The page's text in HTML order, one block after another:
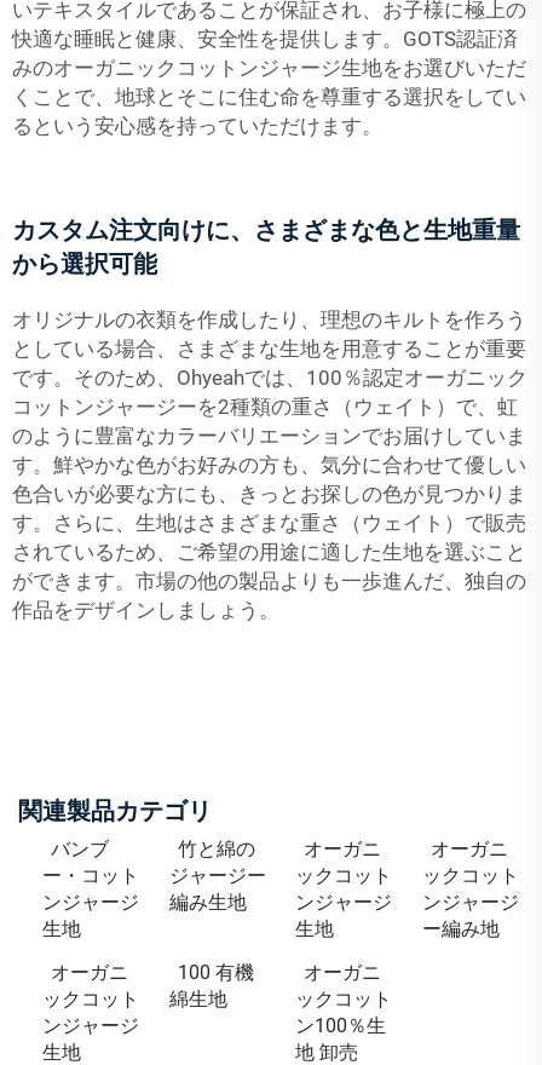
いテキスタイルであることが保証され、お子様に極上の
快適な睡眠と健康、安全性を提供します。GOTS認証済
みのオーガニックコットンジャージ生地をお選びいただ
くことで、地球とそこに住む命を尊重する選択をしてい
るという安心感を持っていただけます。
カスタム注文向けに、さまざまな色と生地重量
から選択可能
オリジナルの衣類を作成したり、理想のキルトを作ろう
としている場合、さまざまな生地を用意することが重要
です。そのため、Ohyeahでは、100％認定オーガニック
コットンジャージーを2種類の重さ（ウェイト）で、虹
のように豊富なカラーバリエーションでお届けしていま
す。鮮やかな色がお好みの方も、気分に合わせて優しい
色合いが必要な方にも、きっとお探しの色が見つかりま
す。さらに、生地はさまざまな重さ（ウェイト）で販売
されているため、ご希望の用途に適した生地を選ぶこと
ができます。市場の他の製品よりも一歩進んだ、独自の
作品をデザインしましょう。
関連製品カテゴリ
バンブ
ー・コット
ンジャージ
生地
竹と綿の
ジャージー
編み生地
オーガニ
ックコット
ンジャージ
生地
オーガニ
ックコット
ンジャージ
ー編み地
オーガニ
ックコット
ンジャージ
生地
100 有機
綿生地
オーガニ
ックコット
ン100％生
地 卸売